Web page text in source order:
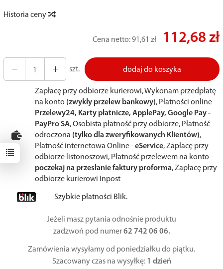
Historia ceny
Cena netto:91,61 zł 112,68 zł
szt. dodaj do koszyka
Zapłacę przy odbiorze kurierowi, Wykonam przedpłatę
na konto (zwykły przelew bankowy), Płatności online
Przelewy24, Karty płatnicze, ApplePay, Google Pay -
PayPro SA, Osobista płatność przy odbiorze, Płatność
odroczona (tylko dla zweryfikowanych Klientów),
Płatność internetowa Online -eService, Zapłacę przy
odbiorze listonoszowi, Płatność przelewem na konto -
poczekaj na przesłanie faktury proforma, Zapłacę przy
odbiorze kurierowi Inpost
Szybkie płatności Blik.
Jeżeli masz pytania odnośnie produktu
zadzwoń pod numer62 742 06 06.
Zamówienia wysyłamy od poniedziałku do piątku.
Szacowany czas na wysyłkę: 1 dzień